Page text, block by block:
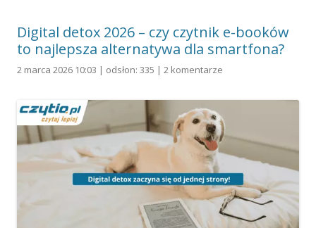
Digital detox 2026 – czy czytnik e-booków
to najlepsza alternatywa dla smartfona?
2 marca 2026 10:03 | odsłon: 335 | 2 komentarze